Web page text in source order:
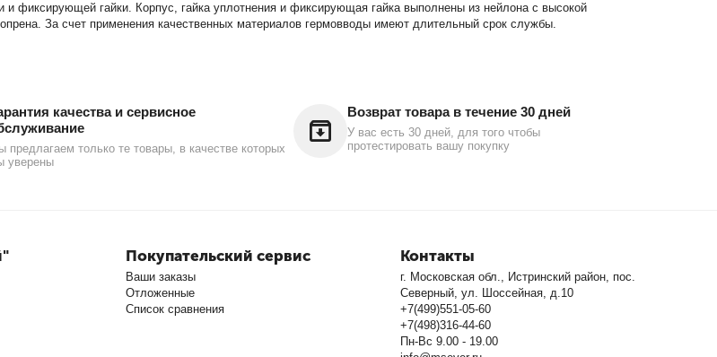
и фиксирующей гайки. Корпус, гайка уплотнения и фиксирующая гайка выполнены из нейлона с высокой
За счет применения качественных материалов гермовводы имеют длительный срок службы.
качества и сервисное
предлагаем только те товары, в качестве которых
уверены
Возврат товара в течение 30 дней
У вас есть 30 дней, для того чтобы
протестировать вашу покупку
Покупательский сервис
Ваши заказы
Отложенные
Список сравнения
Контакты
г. Московская обл., Истринский район, пос.
Северный, ул. Шоссейная, д.10
+7(499)551-05-60
+7(498)316-44-60
Пн-Вс 9.00 - 19.00